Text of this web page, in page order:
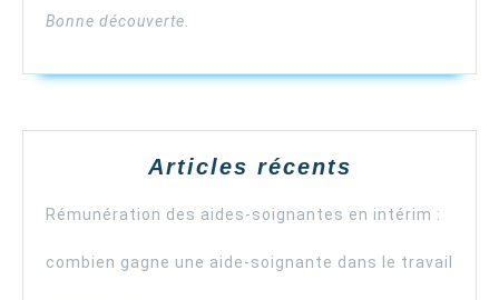
Bonne découverte.
Articles récents
Rémunération des aides-soignantes en intérim :
combien gagne une aide-soignante dans le travail